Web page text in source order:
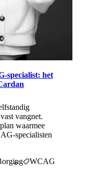
specialist: het
vangnet.
waarmee
specialisten
WCAG